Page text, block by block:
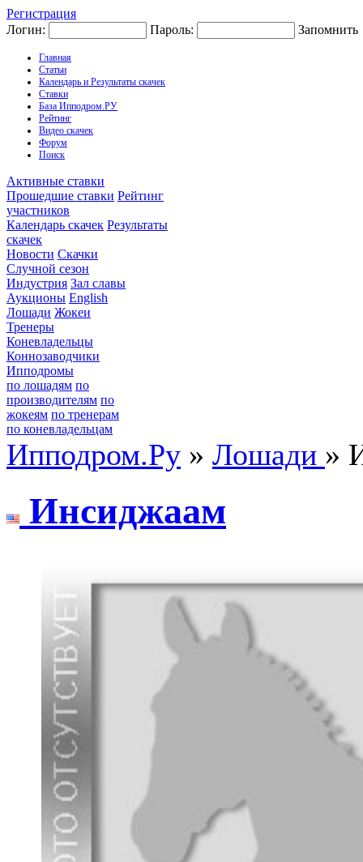
Регистрация
Логин:
Пароль: Запомнить
Главная
Статьи
Календарь и Результаты скачек
Ставки
База Ипподром.РУ
Рейтинг
Видео скачек
Форум
Поиск
Активные ставки
Прошедшие ставки Рейтинг
участников
Календарь скачек Результаты
скачек
Новости Скачки
Случной сезон
Индустрия Зал славы
Аукционы English
Лошади Жокеи
Тренеры
Коневладельцы
Коннозаводчики
Ипподромы
по лошадям по
производителям по
жокеям по тренерам
по коневладельцам
Ипподром.Ру » Лошади »
Инсиджаам